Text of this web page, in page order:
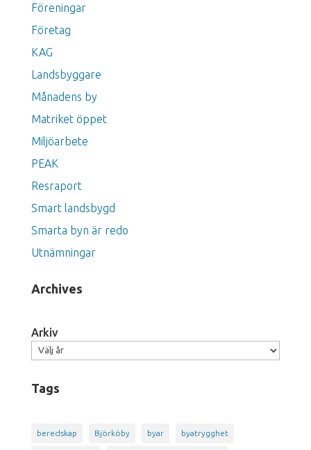
Föreningar
Företag
KAG
Landsbyggare
Månadens by
Matriket öppet
Miljöarbete
PEAK
Resraport
Smart landsbygd
Smarta byn är redo
Utnämningar
Archives
Arkiv
Tags
beredskap Björköby byar byatrygghet